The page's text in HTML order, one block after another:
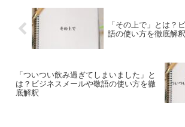
「その上で」とは？
語の使い方を徹底解釈
「ついつい飲み過ぎてしまいました」と
は？ビジネスメールや敬語の使い方を徹
底解釈